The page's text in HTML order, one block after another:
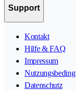
Support
Kontakt
Hilfe & FAQ
Impressum
Datenschutz